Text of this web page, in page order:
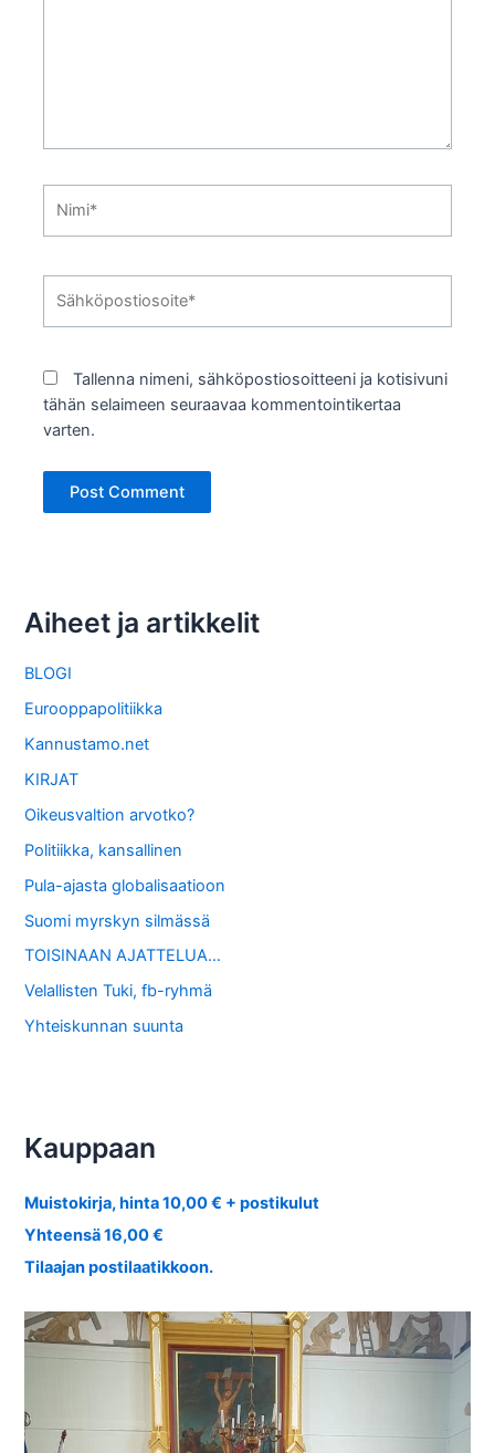
Tallenna nimeni, sähköpostiosoitteeni ja kotisivuni
tähän selaimeen seuraavaa kommentointikertaa
varten.
Aiheet ja artikkelit
BLOGI
Eurooppapolitiikka
Kannustamo.net
KIRJAT
Oikeusvaltion arvotko?
Politiikka, kansallinen
Pula-ajasta globalisaatioon
Suomi myrskyn silmässä
TOISINAAN AJATTELUA…
Velallisten Tuki, fb-ryhmä
Yhteiskunnan suunta
Kauppaan
Muistokirja, hinta 10,00 € + postikulut
Yhteensä 16,00 €
Tilaajan postilaatikkoon.